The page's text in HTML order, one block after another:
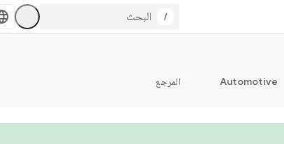
/
Automotive المرجع